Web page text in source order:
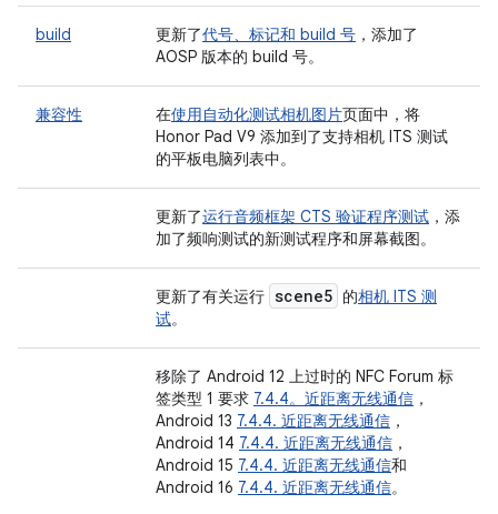
build 更新了代号、标记和 build 号 ，添加了
AOSP 版本的 build 号。
兼容性 在使用自动化测试相机图片页面中，将
Honor Pad V9 添加到了支持相机 ITS 测试
的平板电脑列表中。
更新了运行音频框架 CTS 验证程序测试 ，添
加了频响测试的新测试程序和屏幕截图。
更新了有关运行 scene5 的相机 ITS 测
试。
移除了 Android 12 上过时的 NFC Forum 标
签类型 1 要求 7.4.4。近距离无线通信 ，
Android 13 7.4.4. 近距离无线通信 ，
Android 14 7.4.4. 近距离无线通信 ，
Android 15 7.4.4. 近距离无线通信和
Android 16 7.4.4. 近距离无线通信。